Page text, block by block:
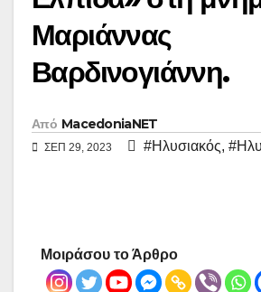
Μαριάννας
Βαρδινογιάννη.
Από MacedoniaNET
ΣΕΠ 29, 2023 #Ηλυσιακός,
Μοιράσου το Άρθρο